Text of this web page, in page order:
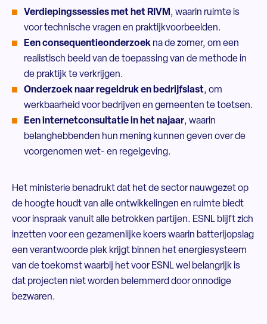
Verdiepingssessies met het RIVM , waarin ruimte is
voor technische vragen en praktijkvoorbeelden.
Een consequentieonderzoek na de zomer, om een
realistisch beeld van de toepassing van de methode in
de praktijk te verkrijgen.
Onderzoek naar regeldruk en bedrijfslast, om
werkbaarheid voor bedrijven en gemeenten te toetsen.
Een internetconsultatie in het najaar, waarin
belanghebbenden hun mening kunnen geven over de
voorgenomen wet- en regelgeving.
Het ministerie benadrukt dat het de sector nauwgezet op
de hoogte houdt van alle ontwikkelingen en ruimte biedt
voor inspraak vanuit alle betrokken partijen. ESNL blijft zich
inzetten voor een gezamenlijke koers waarin batterijopslag
een verantwoorde plek krijgt binnen het energiesysteem
van de toekomst waarbij het voor ESNL wel belangrijk is
dat projecten niet worden belemmerd door onnodige
bezwaren.